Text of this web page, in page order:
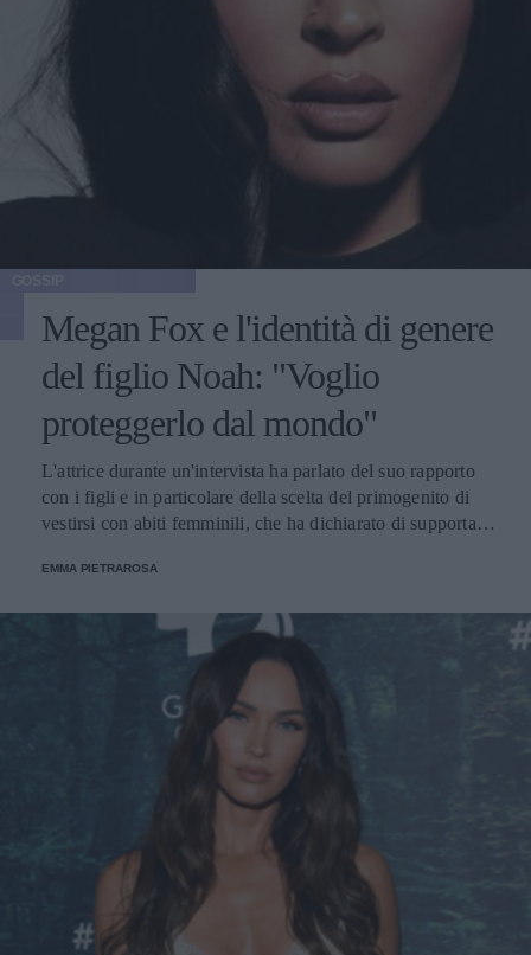
Megan Fox e l'identità di genere
del figlio Noah: "Voglio
proteggerlo dal mondo"
L'attrice durante un'intervista ha parlato del suo rapporto
con i figli e in particolare della scelta del primogenito di
vestirsi con abiti femminili, che ha dichiarato di supportare
EMMA PIETRAROSA